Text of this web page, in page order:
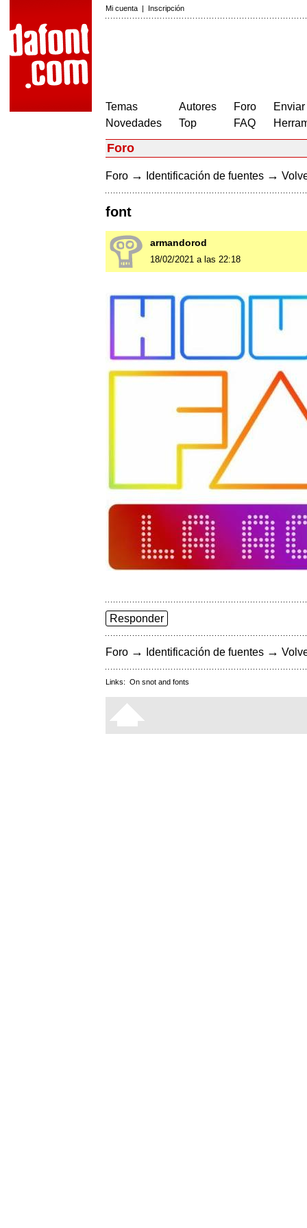
Mi cuenta | Inscripción
Temas
Novedades
Autores
Top
Foro
FAQ
Foro
Foro → Identificación de fuentes →
font
armandorod
18/02/2021 a las 22:18
Responder
Foro → Identificación de fuentes →
Links: On snot and fonts